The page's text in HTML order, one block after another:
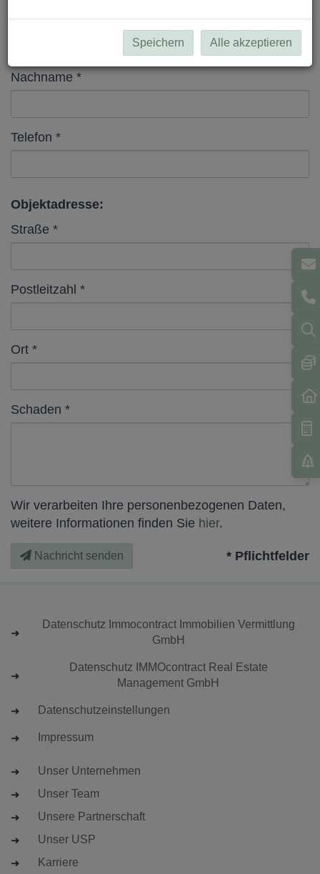
Vorname
Nachname
Telefon
Objektadresse:
Straße
Postleitzahl
Ort
Schaden
Wir verarbeiten Ihre personenbezogenen Daten,
weitere Informationen finden Sie hier.
Nachricht senden * Pflichtfelder
Datenschutz Immocontract Immobilien Vermittlung
GmbH
Datenschutz IMMOcontract Real Estate
Management GmbH
Datenschutzeinstellungen
Impressum
Unser Unternehmen
Unser Team
Unsere Partnerschaft
Unser USP
Karriere
Speichern Alle akzeptieren